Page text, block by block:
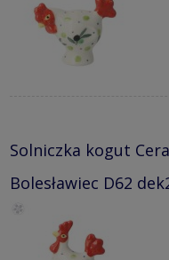
Solniczka kogut
Bolesławiec D62